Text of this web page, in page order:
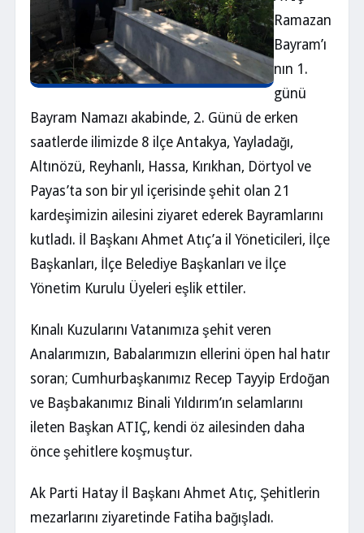
Ramazan
Bayram’ı
nın 1.
günü
Bayram Namazı akabinde, 2. Günü de erken
saatlerde ilimizde 8 ilçe Antakya, Yayladağı,
Altınözü, Reyhanlı, Hassa, Kırıkhan, Dörtyol ve
Payas’ta son bir yıl içerisinde şehit olan 21
kardeşimizin ailesini ziyaret ederek Bayramlarını
kutladı. İl Başkanı Ahmet Atıç’a il Yöneticileri, İlçe
Başkanları, İlçe Belediye Başkanları ve İlçe
Yönetim Kurulu Üyeleri eşlik ettiler.
Kınalı Kuzularını Vatanımıza şehit veren
Analarımızın, Babalarımızın ellerini öpen hal hatır
soran; Cumhurbaşkanımız Recep Tayyip Erdoğan
ve Başbakanımız Binali Yıldırım’ın selamlarını
ileten Başkan ATIÇ, kendi öz ailesinden daha
önce şehitlere koşmuştur.
Ak Parti Hatay İl Başkanı Ahmet Atıç, Şehitlerin
mezarlarını ziyaretinde Fatiha bağışladı.